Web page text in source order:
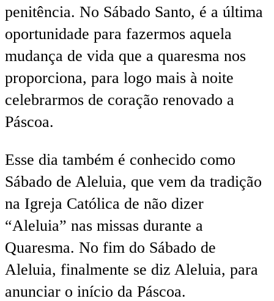
penitência. No Sábado Santo, é a última
oportunidade para fazermos aquela
mudança de vida que a quaresma nos
proporciona, para logo mais à noite
celebrarmos de coração renovado a
Páscoa.
Esse dia também é conhecido como
Sábado de Aleluia, que vem da tradição
na Igreja Católica de não dizer
“Aleluia” nas missas durante a
Quaresma. No fim do Sábado de
Aleluia, finalmente se diz Aleluia, para
anunciar o início da Páscoa.